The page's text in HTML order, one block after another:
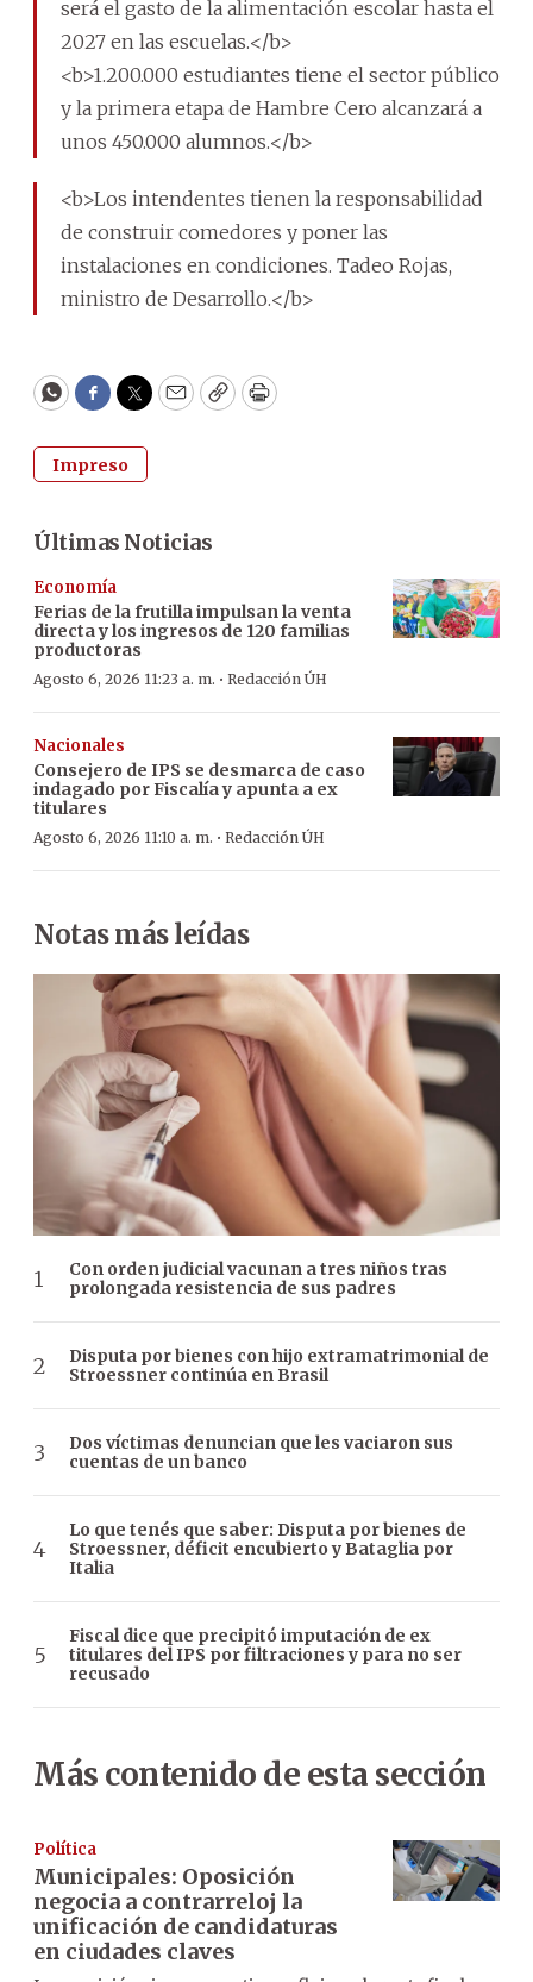
será el gasto de la alimentación escolar hasta el
2027 en las escuelas.</b>
<b>1.200.000 estudiantes tiene el sector público
y la primera etapa de Hambre Cero alcanzará a
unos 450.000 alumnos.</b>
<b>Los intendentes tienen la responsabilidad
de construir comedores y poner las
instalaciones en condiciones. Tadeo Rojas,
ministro de Desarrollo.</b>
WhatsApp
Facebook
Twitter
EmailCopyPrint
Impreso
Últimas Noticias
Economía
Ferias de la frutilla impulsan la venta
directa y los ingresos de 120 familias
productoras
Agosto 6, 2026 11:23 a. m. · Redacción ÚH
Nacionales
Consejero de IPS se desmarca de caso
indagado por Fiscalía y apunta a ex
titulares
Agosto 6, 2026 11:10 a. m. · Redacción ÚH
Notas más leídas
Con orden judicial vacunan a tres niños tras
prolongada resistencia de sus padres
Disputa por bienes con hijo extramatrimonial de
Stroessner continúa en Brasil
Dos víctimas denuncian que les vaciaron sus
cuentas de un banco
Lo que tenés que saber: Disputa por bienes de
Stroessner, déficit encubierto y Bataglia por
Italia
Fiscal dice que precipitó imputación de ex
titulares del IPS por filtraciones y para no ser
recusado
Más contenido de esta sección
Política
Municipales: Oposición
negocia a contrarreloj la
unificación de candidaturas
en ciudades claves